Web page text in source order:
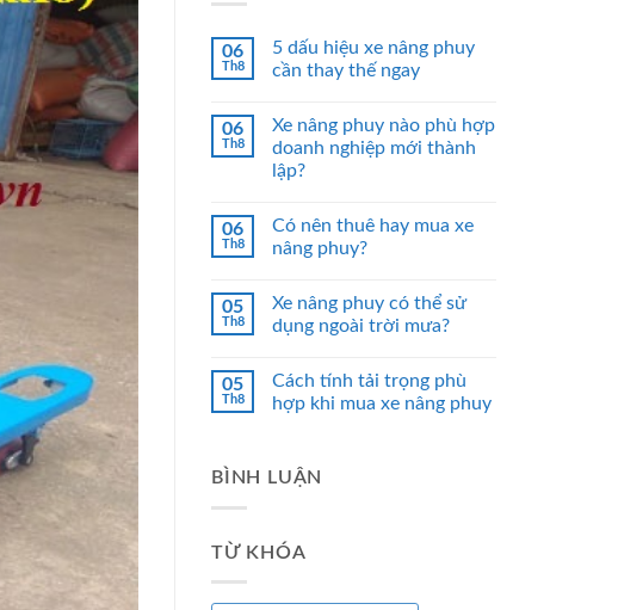
06
Th8
5 dấu hiệu xe nâng phuy
cần thay thế ngay
06
Th8
Xe nâng phuy nào phù hợp
doanh nghiệp mới thành
lập?
06
Th8
Có nên thuê hay mua xe
nâng phuy?
05
Th8
Xe nâng phuy có thể sử
dụng ngoài trời mưa?
05
Th8
Cách tính tải trọng phù
hợp khi mua xe nâng phuy
BÌNH LUẬN
TỪ KHÓA